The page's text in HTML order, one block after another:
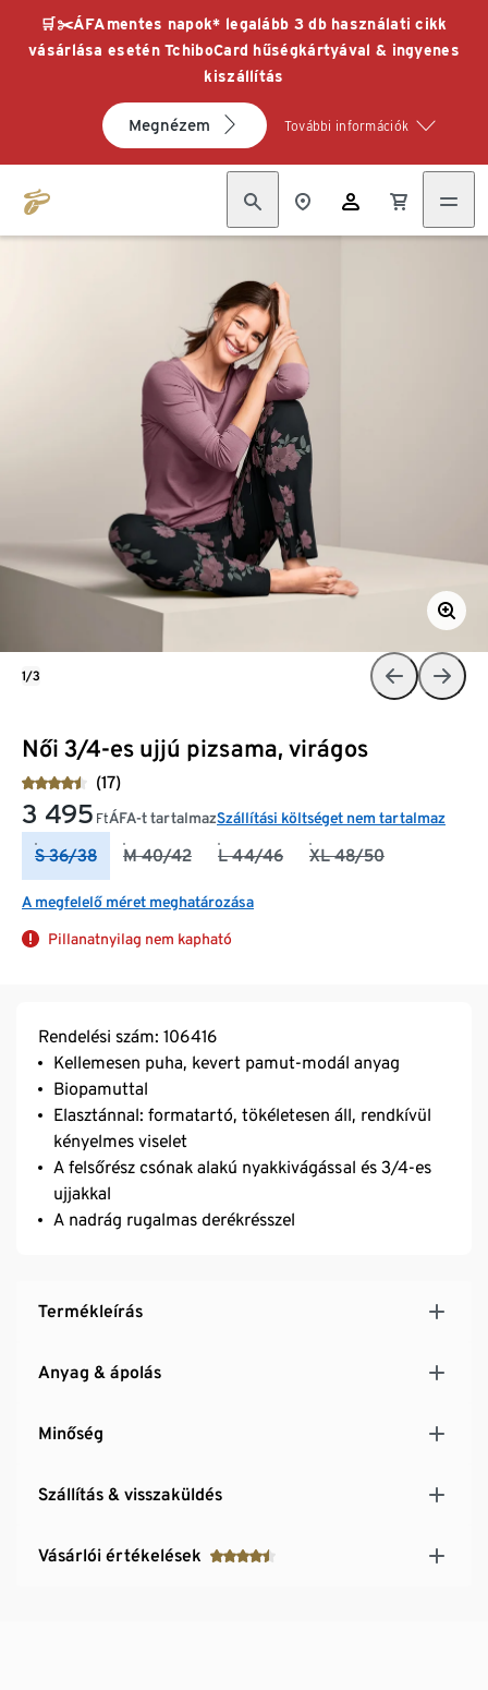
🛒✂️ÁFAmentes napok* legalább 3 db használati cikk
vásárlása esetén TchiboCard hűségkártyával & ingyenes
kiszállítás
Megnézem További információk
Női 3/4-es ujjú pizsama, virágos
(17)
3 495 FtÁFA-t tartalmazSzállítási költséget nem tartalmaz
S 36/38 M 40/42 L 44/46 XL 48/50
A megfelelő méret meghatározása
Pillanatnyilag nem kapható
1/3
Rendelési szám: 106416
Kellemesen puha, kevert pamut-modál anyag
Biopamuttal
Elasztánnal: formatartó, tökéletesen áll, rendkívül
kényelmes viselet
A felsőrész csónak alakú nyakkivágással és 3/4-es
ujjakkal
A nadrág rugalmas derékrésszel
Termékleírás
Anyag & ápolás
Minőség
Szállítás & visszaküldés
Vásárlói értékelések